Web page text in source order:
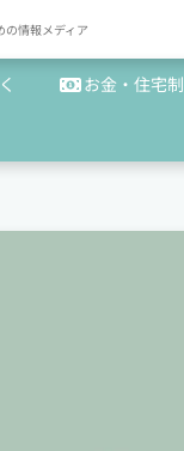
情報メディア
お金・住宅